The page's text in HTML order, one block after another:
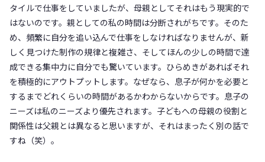
タイルで仕事をしていましたが、母親としてそれはもう現実的で
はないのです。親としての私の時間は分断されがちです。そのた
め、頻繁に自分を追い込んで仕事をしなければなりませんが、新
しく見つけた制作の規律と複雑さ、そしてほんの少しの時間で達
成できる集中力に自分でも驚いています。ひらめきがあればそれ
を積極的にアウトプットします。なぜなら、息子が何かを必要と
するまでどれくらいの時間があるかわからないからです。息子の
ニーズは私のニーズより優先されます。子どもへの母親の役割と
関係性は父親とは異なると思いますが、それはまったく別の話で
すね（笑）。